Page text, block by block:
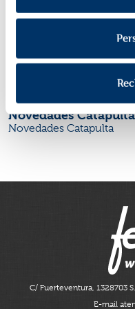
Novedades Catapulta
Novedades Catapulta
C/ Fuerteventura, 1328703
E-mail